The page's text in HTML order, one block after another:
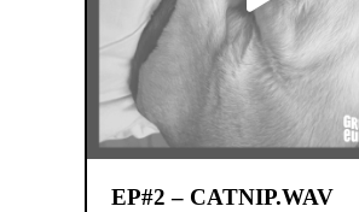
EP#2 – CATNIP.WAV